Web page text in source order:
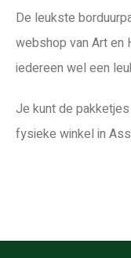
De leukste
webshop van Art en
iedereen wel een
Je kunt de
fysieke winkel in